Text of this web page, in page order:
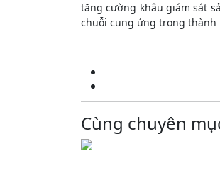
tăng cường khâu giám sát
chuỗi cung ứng trong thành
Cùng chuyên